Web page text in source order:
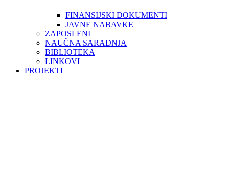
FINANSIJSKI DOKUMENTI
JAVNE NABAVKE
ZAPOSLENI
NAUČNA SARADNJA
BIBLIOTEKA
LINKOVI
PROJEKTI